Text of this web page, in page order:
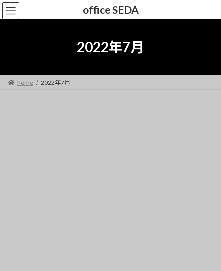
コ
ン
キ
ナ
ビ
に
office SEDA
2022年7月
home 2022年7月